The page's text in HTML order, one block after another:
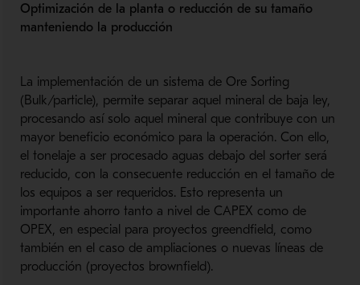
Optimización de la planta o reducción de su tamaño
manteniendo la producción
La implementación de un sistema de Ore Sorting
(Bulk/particle), permite separar aquel mineral de baja ley,
procesando así solo aquel mineral que contribuye con un
mayor beneficio económico para la operación. Con ello,
el tonelaje a ser procesado aguas debajo del sorter será
reducido, con la consecuente reducción en el tamaño de
los equipos a ser requeridos. Esto representa un
importante ahorro tanto a nivel de CAPEX como de
OPEX, en especial para proyectos greendfield, como
también en el caso de ampliaciones o nuevas líneas de
producción (proyectos brownfield).